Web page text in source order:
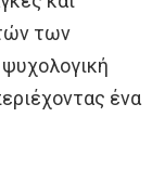
των
ένα